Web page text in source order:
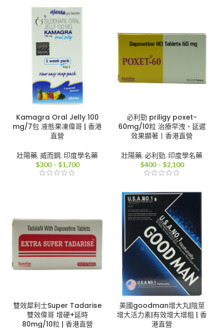
到
$1,750
$1,750
Kamagra Oral Jelly 100
mg/7包 液態果凍偉哥 | 香港
直營
壯陽藥, 威而鋼, 印度學名藥
$300 – $1,700價
$1,700
必利勁 priligy poxet-
60mg/10粒 治療早洩、延遲
效果顯著丨香港直營
壯陽藥, 必利勁, 印度學名藥
$400 – $2,100價
圍：
$2,100
雙效犀利士Super Tadarise
雙效偉哥 增硬+延時
80mg/10粒 | 香港直營
美國goodman增大丸|陰莖
增大活力素|有效增大增粗 | 香
港直營